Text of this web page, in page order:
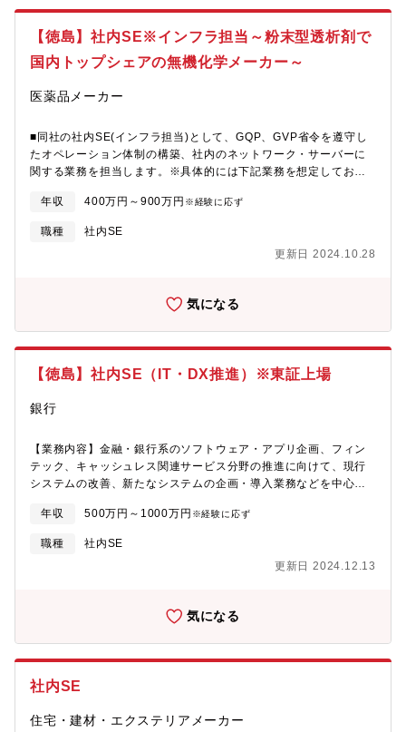
【徳島】社内SE※インフラ担当～粉末型透析剤で
国内トップシェアの無機化学メーカー～
医薬品メーカー
■同社の社内SE(インフラ担当)として、GQP、GVP省令を遵守し
たオペレーション体制の構築、社内のネットワーク・サーバーに
関する業務を担当します。※具体的には下記業務を想定しており
タインテグリティのガイドライン構築・ネットワーク設計・運用
設計・運用管理・保守・サーバー設計・運用設計・運用管理・全
社共通基盤設計(API連携など)・情報セキュリティ管理・運用 など
【組織構成】■50代、40代、メンバーに30代と20代の計4名が所
年収 400万円～900万円 ※経験に応ず
職種
社内SE
更新日 2024.10.28
気になる
【徳島】社内SE（IT・DX推進）※東証上場
銀行
【業務内容】金融・銀行系のソフトウェア・アプリ企画、フィン
テック、キャッシュレス関連サービス分野の推進に向けて、現行
システムの改善、新たなシステムの企画・導入業務などを中心に
定していきます。【主な想定業務】・基幹システムの管理・運
用、RPAやAIを活用したシステム改善に向けた企画立案・推進・
フィンテック業者ほか、サービス提携に向けた各種打ち合わせ、
社内ヒアリング、新システム・NWの導入検討・外部委託先管理、
Wi-Fi通信環境などのIT技術面での行員サポート、社内IT教育【業
との社外交渉や社内関連部署との関わりが重要となる業務です。
のニーズ、課題抽出から社内システムに関する選択肢を検討立案
リシーに則り、NW使用のルール決め・構築、社内組織のIT人材の
年収 500万円～1000万円 ※経験に応ず
職種
社内SE
更新日 2024.12.13
気になる
社内SE
住宅・建材・エクステリアメーカー